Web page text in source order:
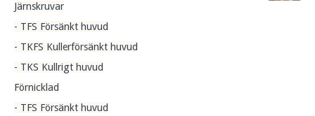
Järnskruvar
- TFS Försänkt huvud
- TKFS Kullerförsänkt huvud
- TKS Kullrigt huvud
Förnicklad
- TFS Försänkt huvud